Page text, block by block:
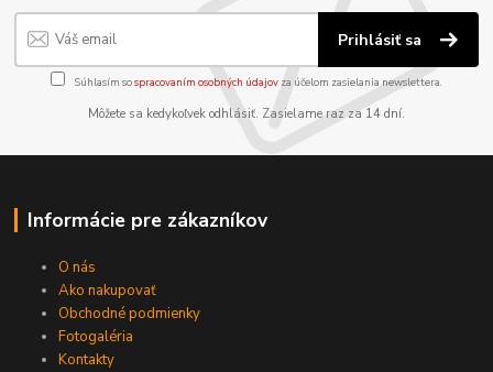
Prihlásiť sa
Súhlasím sospracovaním osobných údajov za účelom zasielania newslettera.
Môžete sa kedykoľvek odhlásiť. Zasielame raz za 14 dní.
Informácie pre zákazníkov
O nás
Ako nakupovať
Obchodné podmienky
Fotogaléria
Kontakty